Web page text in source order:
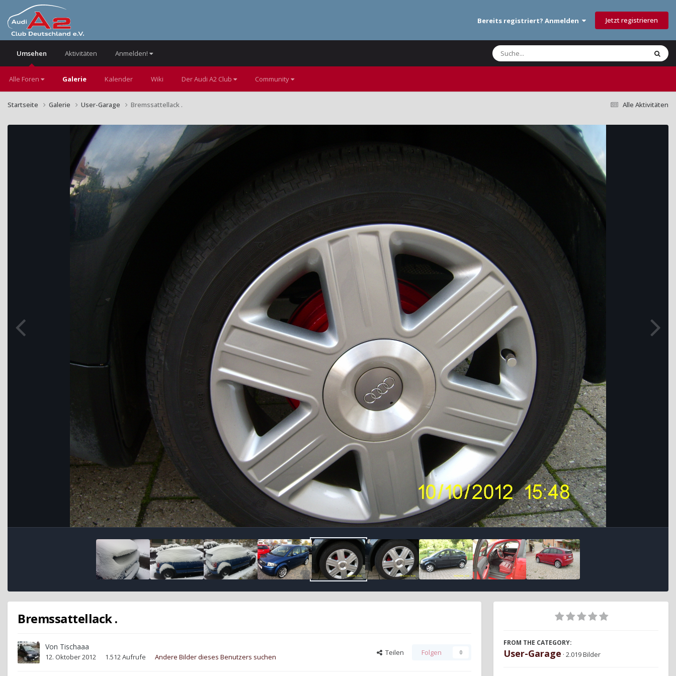
Bereits registriert? Anmelden Jetzt registrieren
Umsehen
Alle Foren Galerie Kalender Wiki Der Audi A2 Club Community
Aktivitäten Anmelden!
Alle Aktivitäten
Startseite Galerie User-Garage Bremssattellack .
Bremssattellack .
Von Tischaaa
12. Oktober 2012 1.512 Aufrufe Andere Bilder dieses Benutzers suchen
Teilen Folgen 0
FROM THE CATEGORY:
User-Garage · 2.019 Bilder